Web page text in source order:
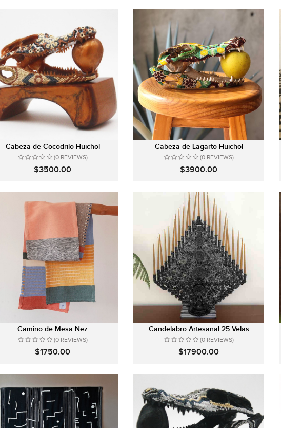
Cabeza de Cocodrilo Huichol
(0 REVIEWS)
$3500.00
Cabeza de Lagarto Huichol
(0 REVIEWS)
$3900.00
Camino de Mesa Nez
(0 REVIEWS)
$1750.00
Candelabro Artesanal 25 Velas
(0 REVIEWS)
$17900.00